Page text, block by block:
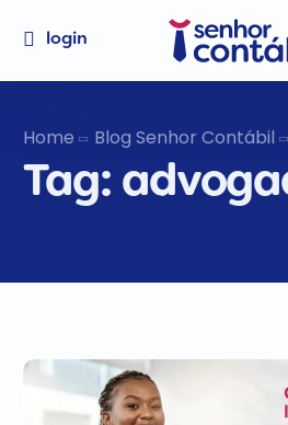
login
Home Blog Senhor Contábil
Tag: